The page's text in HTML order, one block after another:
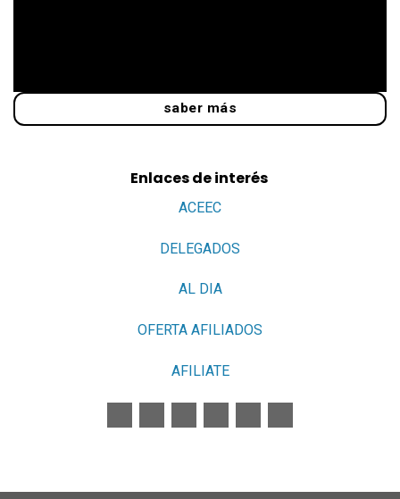
saber más
Enlaces de interés
ACEEC
DELEGADOS
AL DIA
OFERTA AFILIADOS
AFILIATE